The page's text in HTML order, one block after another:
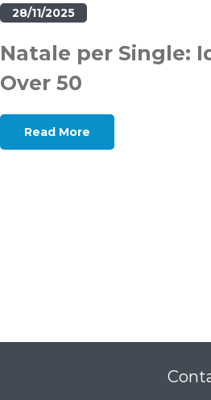
28/11/2025
Natale per Single:
Over 50
Read More